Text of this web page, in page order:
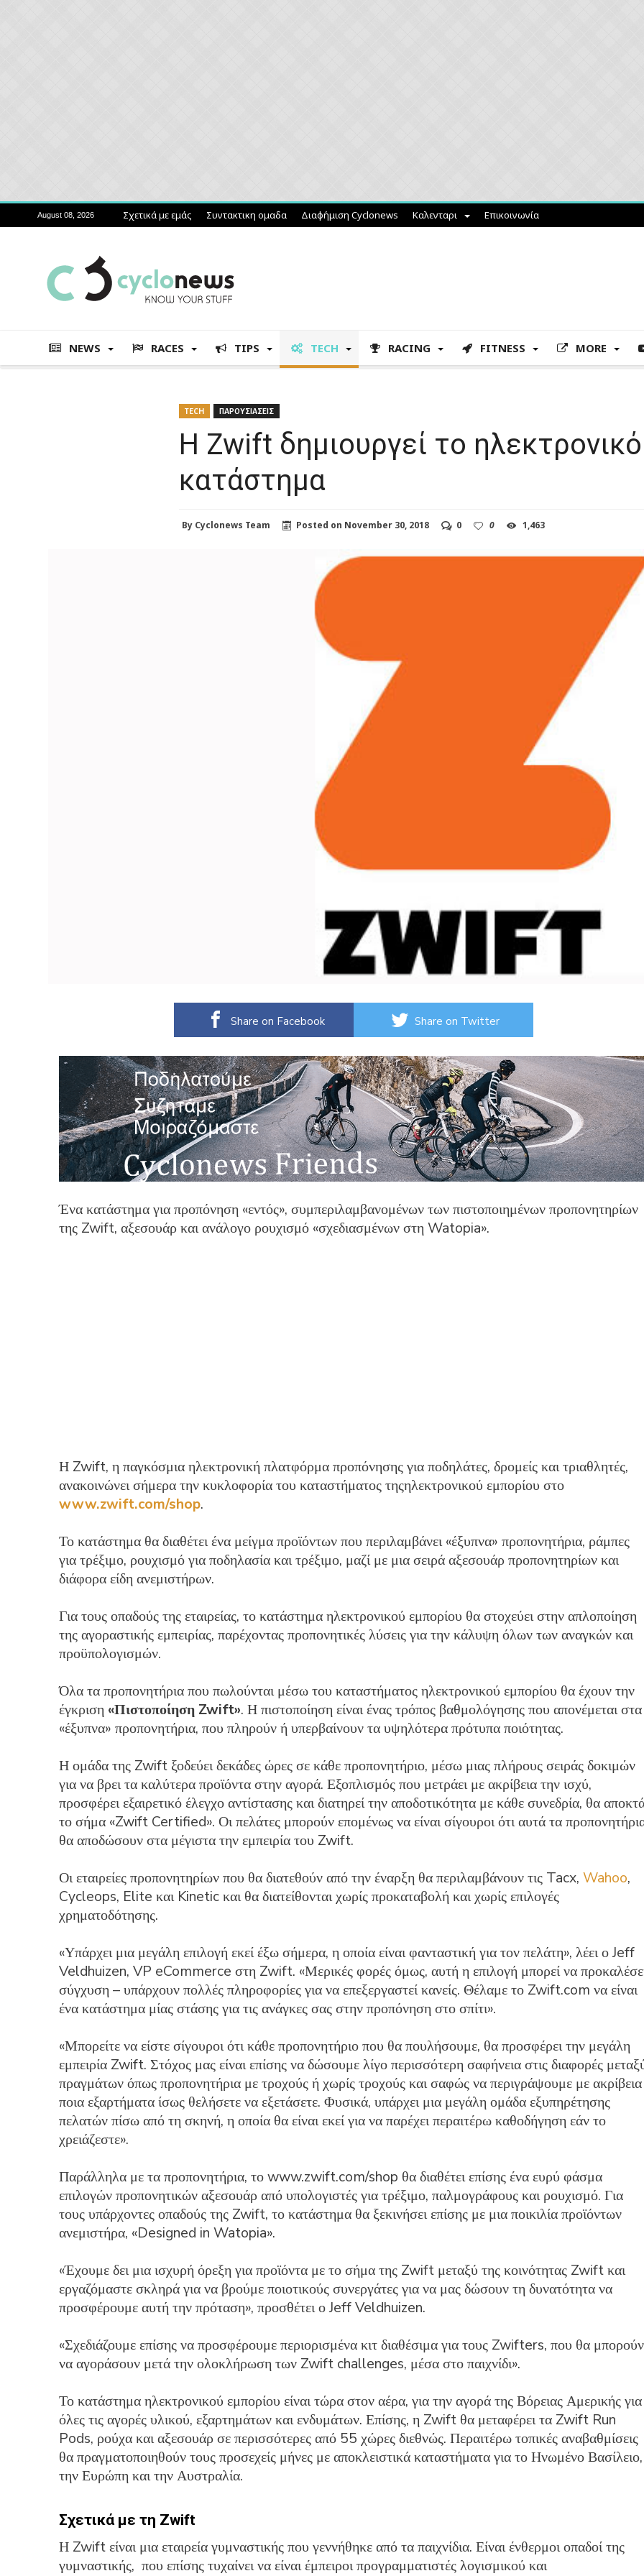
August 08, 2026 Σχετικά με εμάς Συντακτικη ομαδα Διαφήμιση Cyclonews Καλενταρι Επικοινωνία
NEWS RACES TIPS TECH RACING FITNESS MORE
TECH ΠΑΡΟΥΣΙΑΣΕΙΣ
H Zwift δημιουργεί το
κατάστημα
By Cyclonews Team Posted on November 30, 2018 0 0 1,463
Share on Facebook Share on Twitter
Ένα κατάστημα για προπόνηση «εντός», συμπεριλαμβανομένων των πιστοποιημένων προπονητηρίων
της Zwift, αξεσουάρ και ανάλογο ρουχισμό «σχεδιασμένων στη Watopia».
Η Zwift, η παγκόσμια ηλεκτρονική πλατφόρμα προπόνησης για ποδηλάτες, δρομείς και τριαθλητές,
ανακοινώνει σήμερα την κυκλοφορία του καταστήματος τηςηλεκτρονικού εμπορίου στο
www.zwift.com/shop.
Το κατάστημα θα διαθέτει ένα μείγμα προϊόντων που περιλαμβάνει «έξυπνα» προπονητήρια, ράμπες
για τρέξιμο, ρουχισμό για ποδηλασία και τρέξιμο, μαζί με μια σειρά αξεσουάρ προπονητηρίων και
διάφορα είδη ανεμιστήρων.
Για τους οπαδούς της εταιρείας, το κατάστημα ηλεκτρονικού εμπορίου θα στοχεύει στην απλοποίηση
της αγοραστικής εμπειρίας, παρέχοντας προπονητικές λύσεις για την κάλυψη όλων των αναγκών και
προϋπολογισμών.
Όλα τα προπονητήρια που πωλούνται μέσω του καταστήματος ηλεκτρονικού εμπορίου θα έχουν την
έγκριση «Πιστοποίηση Zwift». Η πιστοποίηση είναι ένας τρόπος βαθμολόγησης που απονέμεται στα
«έξυπνα» προπονητήρια, που πληρούν ή υπερβαίνουν τα υψηλότερα πρότυπα ποιότητας.
Η ομάδα της Zwift ξοδεύει δεκάδες ώρες σε κάθε προπονητήριο, μέσω μιας πλήρους σειράς δοκιμών
για να βρει τα καλύτερα προϊόντα στην αγορά. Εξοπλισμός που μετράει με ακρίβεια την ισχύ,
προσφέρει εξαιρετικό έλεγχο αντίστασης και διατηρεί την αποδοτικότητα με κάθε συνεδρία, θα
το σήμα «Zwift Certified». Οι πελάτες μπορούν επομένως να είναι σίγουροι ότι αυτά τα
θα αποδώσουν στα μέγιστα την εμπειρία του Zwift.
Οι εταιρείες προπονητηρίων που θα διατεθούν από την έναρξη θα περιλαμβάνουν τις Tacx, Wahoo,
Cycleops, Elite και Kinetic και θα διατείθονται χωρίς προκαταβολή και χωρίς επιλογές
χρηματοδότησης.
«Υπάρχει μια μεγάλη επιλογή εκεί έξω σήμερα, η οποία είναι φανταστική για τον πελάτη», λέει ο Jeff
Veldhuizen, VP eCommerce στη Zwift. «Μερικές φορές όμως, αυτή η επιλογή μπορεί να
σύγχυση – υπάρχουν πολλές πληροφορίες για να επεξεργαστεί κανείς. Θέλαμε το Zwift.com να είναι
ένα κατάστημα μίας στάσης για τις ανάγκες σας στην προπόνηση στο σπίτι».
«Μπορείτε να είστε σίγουροι ότι κάθε προπονητήριο που θα πουλήσουμε, θα προσφέρει την μεγάλη
εμπειρία Zwift. Στόχος μας είναι επίσης να δώσουμε λίγο περισσότερη σαφήνεια στις διαφορές
πραγμάτων όπως προπονητήρια με τροχούς ή χωρίς τροχούς και σαφώς να περιγράψουμε με ακρίβεια
ποια εξαρτήματα ίσως θελήσετε να εξετάσετε. Φυσικά, υπάρχει μια μεγάλη ομάδα εξυπηρέτησης
πελατών πίσω από τη σκηνή, η οποία θα είναι εκεί για να παρέχει περαιτέρω καθοδήγηση εάν το
χρειάζεστε».
Παράλληλα με τα προπονητήρια, το www.zwift.com/shop θα διαθέτει επίσης ένα ευρύ φάσμα
επιλογών προπονητικών αξεσουάρ από υπολογιστές για τρέξιμο, παλμογράφους και ρουχισμό. Για
τους υπάρχοντες οπαδούς της Zwift, το κατάστημα θα ξεκινήσει επίσης με μια ποικιλία προϊόντων
ανεμιστήρα, «Designed in Watopia».
«Έχουμε δει μια ισχυρή όρεξη για προϊόντα με το σήμα της Zwift μεταξύ της κοινότητας Zwift και
εργαζόμαστε σκληρά για να βρούμε ποιοτικούς συνεργάτες για να μας δώσουν τη δυνατότητα να
προσφέρουμε αυτή την πρόταση», προσθέτει ο Jeff Veldhuizen.
«Σχεδιάζουμε επίσης να προσφέρουμε περιορισμένα κιτ διαθέσιμα για τους Zwifters, που θα μπορούν
να αγοράσουν μετά την ολοκλήρωση των Zwift challenges, μέσα στο παιχνίδι».
Το κατάστημα ηλεκτρονικού εμπορίου είναι τώρα στον αέρα, για την αγορά της Βόρειας Αμερικής για
όλες τις αγορές υλικού, εξαρτημάτων και ενδυμάτων. Επίσης, η Zwift θα μεταφέρει τα Zwift Run
Pods, ρούχα και αξεσουάρ σε περισσότερες από 55 χώρες διεθνώς. Περαιτέρω τοπικές αναβαθμίσεις
θα πραγματοποιηθούν τους προσεχείς μήνες με αποκλειστικά καταστήματα για το Ηνωμένο Βασίλειο,
την Ευρώπη και την Αυστραλία.
Σχετικά με τη Zwift
Η Zwift είναι μια εταιρεία γυμναστικής που γεννήθηκε από τα παιχνίδια. Είναι ένθερμοι οπαδοί της
γυμναστικής, που επίσης τυχαίνει να είναι έμπειροι προγραμματιστές λογισμικού και